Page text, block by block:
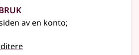
av en konto;